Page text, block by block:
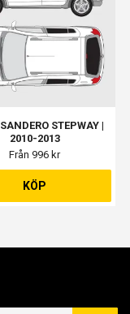
STEPWAY |
2010-2013
Från 996 kr
KÖP